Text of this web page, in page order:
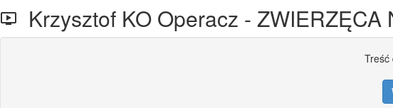
Krzysztof KO Operacz - ZWIERZĘCA
Treść